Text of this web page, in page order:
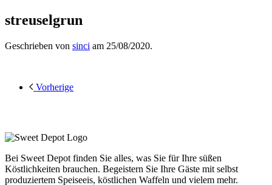
streuselgrun
Geschrieben von sinci am 25/08/2020.
Vorherige
Bei Sweet Depot finden Sie alles, was Sie für Ihre süßen
Köstlichkeiten brauchen. Begeistern Sie Ihre Gäste mit selbst
produziertem Speiseeis, köstlichen Waffeln und vielem mehr.